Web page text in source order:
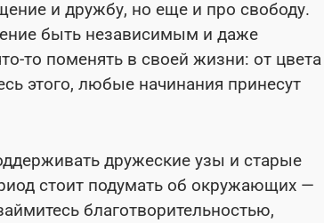
и дружбу, но еще и про свободу.
быть независимым и даже
то поменять в своей жизни: от цвета
этого, любые начинания принесут
дружеские узы и старые
стоит подумать об окружающих —
благотворительностью,